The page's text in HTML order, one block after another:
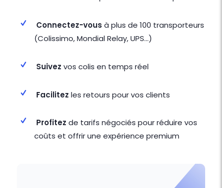
Connectez-vous à plus de 100 transporteurs
(Colissimo, Mondial Relay, UPS…)
Suivez vos colis en temps réel
Facilitez les retours pour vos clients
Profitez de tarifs négociés pour réduire vos
coûts et offrir une expérience premium